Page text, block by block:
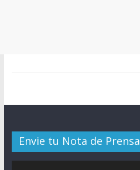
Envie tu Nota de Prensa